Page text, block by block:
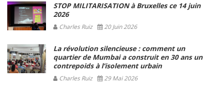
STOP MILITARISATION à Bruxelles ce 14 juin
2026
Charles Ruiz 20 Juin 2026
La révolution silencieuse : comment un
quartier de Mumbai a construit en 30 ans un
contrepoids à l’isolement urbain
Charles Ruiz 29 Mai 2026